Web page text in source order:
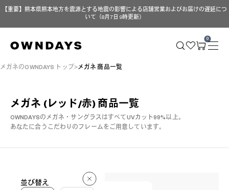
【重要】熊本県熊本地方を震源とする地震の影響による店舗営業およびお届けの遅延につ
いて（8月7日 9時更新）
0
メガネのOWNDAYS トップ メガネ 商品一覧
メガネ (レッド/赤) 商品一覧
OWNDAYSのメガネ・サングラスはすべてUVカット99%以上。
あなたに合うこだわりのフレームをご用意しています。
並び替え